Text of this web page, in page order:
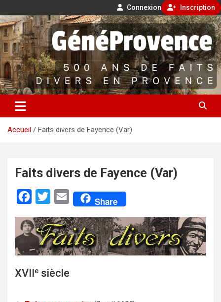
Connexion Inscription
Aller
au
contenu
GénéProvence
500 ans de faits divers en Provence
Accueil Faits divers de Fayence (Var)
Faits divers de Fayence (Var)
c
b
o
i
t
t
e
E
a
i
l
Share
XVIIe siècle